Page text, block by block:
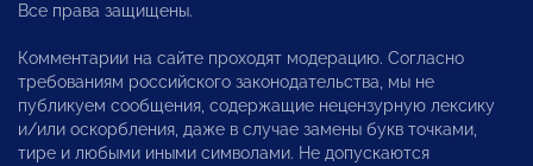
Все права защищены.
Комментарии на сайте проходят модерацию. Согласно
требованиям российского законодательства, мы не
публикуем сообщения, содержащие нецензурную лексику
и/или оскорбления, даже в случае замены букв точками,
тире и любыми иными символами. Не допускаются